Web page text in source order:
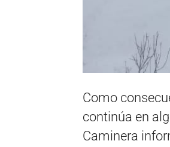
Como
continúa en
Caminera